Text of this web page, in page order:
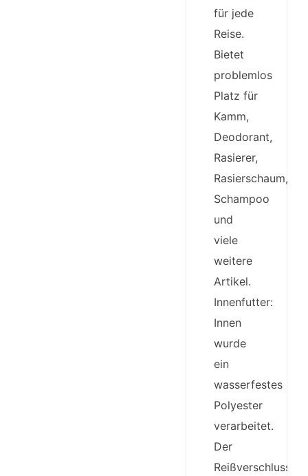
für jede
Reise.
Bietet
problemlos
Platz für
Kamm,
Deodorant,
Rasierer,
Rasierschaum,
Schampoo
und
viele
weitere
Artikel.
Innenfutter:
Innen
wurde
ein
wasserfestes
Polyester
verarbeitet.
Der
Reißverschluss